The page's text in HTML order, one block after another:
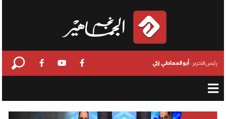
رئيس التحرير : أبو المعاطي زكي